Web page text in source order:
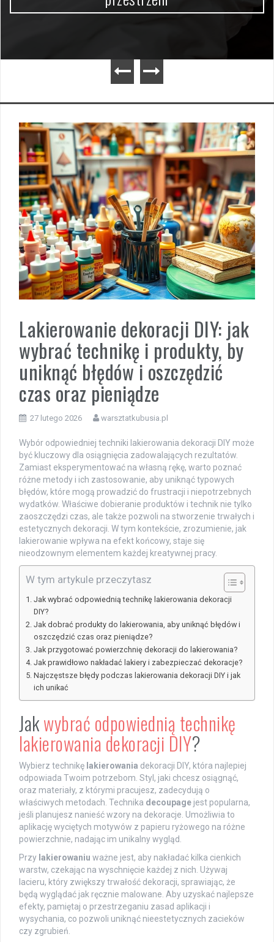
Lakierowanie dekoracji DIY: jak
wybrać technikę i produkty, by
uniknąć błędów i oszczędzić
czas oraz pieniądze
27 lutego 2026 warsztatkubusia.pl
Wybór odpowiedniej techniki lakierowania dekoracji DIY może
być kluczowy dla osiągnięcia zadowalających rezultatów.
Zamiast eksperymentować na własną rękę, warto poznać
różne metody i ich zastosowanie, aby uniknąć typowych
błędów, które mogą prowadzić do frustracji i niepotrzebnych
wydatków. Właściwe dobieranie produktów i technik nie tylko
zaoszczędzi czas, ale także pozwoli na stworzenie trwałych i
estetycznych dekoracji. W tym kontekście, zrozumienie, jak
lakierowanie wpływa na efekt końcowy, staje się
nieodzownym elementem każdej kreatywnej pracy.
W tym artykule przeczytasz
Jak wybrać odpowiednią technikę lakierowania dekoracji
DIY?
Jak dobrać produkty do lakierowania, aby uniknąć błędów i
oszczędzić czas oraz pieniądze?
Jak przygotować powierzchnię dekoracji do lakierowania?
Jak prawidłowo nakładać lakiery i zabezpieczać dekoracje?
Najczęstsze błędy podczas lakierowania dekoracji DIY i jak
ich unikać
Jakwybrać odpowiednią technikę
lakierowania dekoracji DIY?
Wybierz technikę lakierowania dekoracji DIY, która najlepiej
odpowiada Twoim potrzebom. Styl, jaki chcesz osiągnąć,
oraz materiały, z którymi pracujesz, zadecydują o
właściwych metodach. Technika decoupage jest popularna,
jeśli planujesz nanieść wzory na dekoracje. Umożliwia to
aplikację wyciętych motywów z papieru ryżowego na różne
powierzchnie, nadając im unikalny wygląd.
Przy lakierowaniu ważne jest, aby nakładać kilka cienkich
warstw, czekając na wyschnięcie każdej z nich. Używaj
lacieru, który zwiększy trwałość dekoracji, sprawiając, że
będą wyglądać jak ręcznie malowane. Aby uzyskać najlepsze
efekty, pamiętaj o przestrzeganiu zasad aplikacji i
wysychania, co pozwoli uniknąć nieestetycznych zacieków
czy zgrubień.